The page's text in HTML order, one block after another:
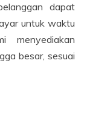
dapat
untuk waktu
menyediakan
besar, sesuai